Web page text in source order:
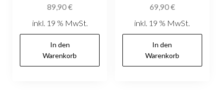
89,90€
inkl. 19 % MwSt.
In den
Warenkorb
69,90€
inkl. 19 % MwSt.
In den
Warenkorb